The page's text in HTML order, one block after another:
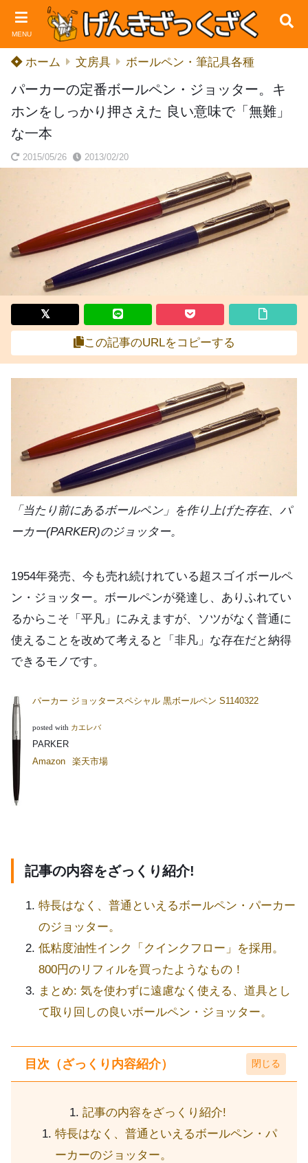
MENU
ホーム 文房具 ボールペン・筆記具各種
パーカーの定番ボールペン・ジョッター。キ
ホンをしっかり押さえた 良い意味で「無難」
な一本
2015/05/26 2013/02/20
この記事のURLをコピーする
「当たり前にあるボールペン」を作り上げた存在、パ
ーカー(PARKER)のジョッター。
1954年発売、今も売れ続けれている超スゴイボールペ
ン・ジョッター。ボールペンが発達し、ありふれてい
るからこそ「平凡」にみえますが、ソツがなく普通に
使えることを改めて考えると「非凡」な存在だと納得
できるモノです。
パーカー ジョッタースペシャル 黒ボールペン S1140322
posted with カエレバ
PARKER
Amazon
楽天市場
記事の内容をざっくり紹介!
特長はなく、普通といえるボールペン・パーカー
のジョッター。
低粘度油性インク「クインクフロー」を採用。
800円のリフィルを買ったようなもの！
まとめ: 気を使わずに遠慮なく使える、道具とし
て取り回しの良いボールペン・ジョッター。
目次（ざっくり内容紹介）
記事の内容をざっくり紹介!
特長はなく、普通といえるボールペン・パ
ーカーのジョッター。